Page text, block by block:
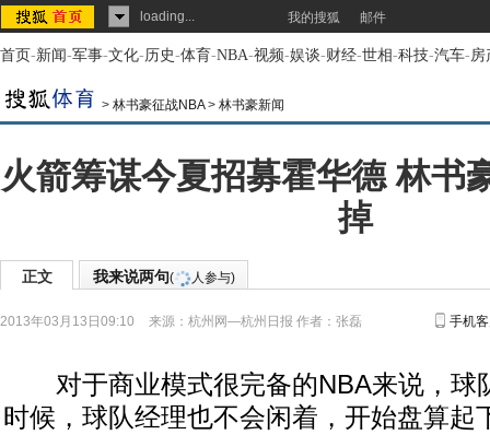
loading... 我的搜狐 邮件
首页-新闻-军事-文化-历史-体育-NBA-视频-娱谈-财经-世相-科技-汽车-房
> 林书豪征战NBA> 林书豪新闻
火箭筹谋今夏招募霍华德 林书
掉
正文 我来说两句( 人参与)
2013年03月13日09:10 来源： 杭州网—杭州日报 作者：张磊 手机
对于商业模式很完备的NBA来说，球
时候，球队经理也不会闲着，开始盘算起